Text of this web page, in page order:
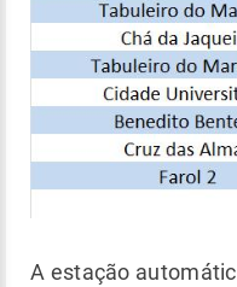
A estação